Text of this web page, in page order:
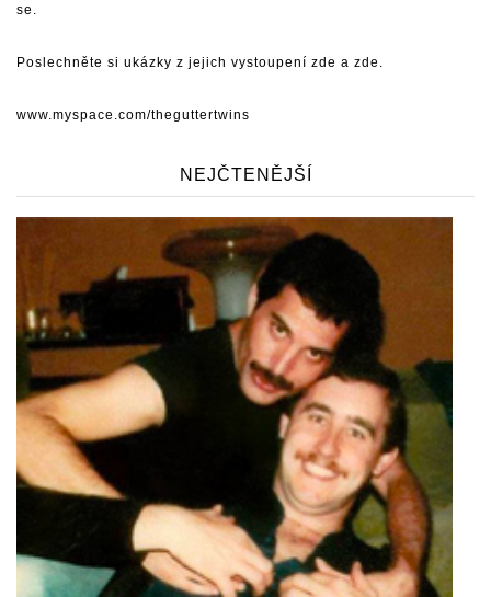
se.
Poslechněte si ukázky z jejich vystoupení zde a zde
www.myspace.com/theguttertwins
NEJČTENĚJŠÍ